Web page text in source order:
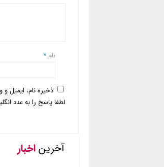
نام *
ذخیره نام، ایمیل
لطفا پاسخ را به عدد
آخریناخبار